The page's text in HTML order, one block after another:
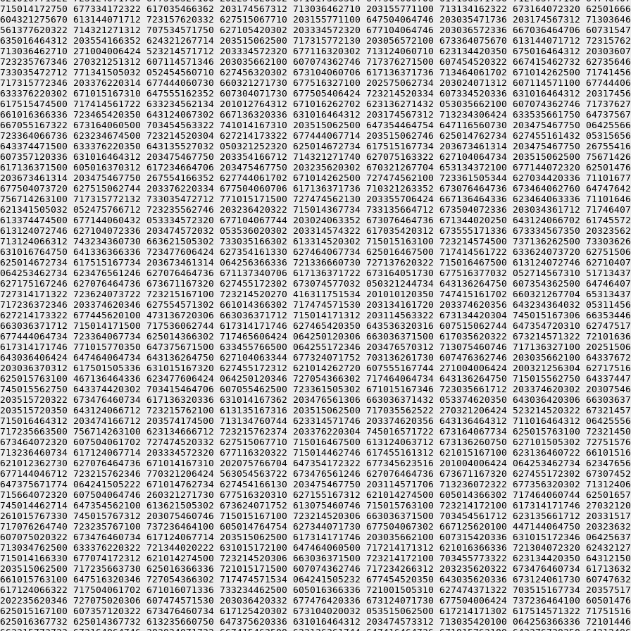
172322 617035466362 203174567312 713036462710 203155771100 713134162322 673164072320 625016660730 727124067714 203515062500 717315772130 203035662100 604321275670 613144071712 723157620332 627515067710 203155771100 647504064746 203035471736 203174567312 713036462710 271004044714 203024075670 613236420344 627034462744 561377620322 714321271312 707534571750 627105420302 203334572320 677104064746 203036572336 667036464706 607315474500 637135662744 607514562100 633376220344 627034464734 635016464312 203554166352 624321267714 203515062500 717315772130 203056572100 673364075670 613144071712 723157620332 627515067710 203155771100 647504064746 203174567312 713036462710 271004006424 523214571712 203334572320 677116320302 713124060710 623134420350 675016464312 203036070344 677416264702 723124063712 673136264706 203156567306 723235767346 270321251312 607114571346 203035662100 607074362746 717376271500 607454520322 667415462732 627356462710 203057120352 717235663500 756714263100 717315772132 733035472712 771341505032 052454560710 627456320302 673104060706 617136371736 713464061702 671014262500 717414561722 633234562100 633376220322 673115173322 623534166100 717315772346 203376220314 677444060730 660321271730 677516327100 202575062734 203024071312 607114571100 677444060706 617136371736 711015171500 717414561722 633234562100 633376220302 671015167310 647555162352 607304071730 677505406424 723214520334 607334520336 631016464312 203174567312 713234320314 727354372322 677344064746 203115171312 617515474500 717414561722 633234562134 201012764312 671016262702 623136271432 053035662100 607074362746 717376271500 607454520344 627436562746 723134420314 677444060730 661016366336 723465420350 643124067302 667136320336 631016464312 203174567312 713234306424 633535661750 647375671500 607454520310 627514571332 647354562100 613624061736 667055167322 673164060500 703454563322 741014167310 203515062500 647354464754 647116560730 203475467750 064255660732 627465620100 447504064746 203415771746 647055462500 723364066736 623234674500 723214520304 627214173322 677444067714 203515062746 625014762734 627455161432 053156567306 723235767346 203057120356 713236464734 635015562750 643374471500 633376220350 643135527032 050321252320 625014672734 617515167734 203673461314 203475467750 267554166352 627744061702 671014262500 727474562100 737236464100 607357120336 631016464312 203475467750 203354166712 714321271740 627075163322 627104064734 203515062500 756714263100 623134661730 607476377100 633376266500 723364060706 617136371500 605016370312 617234664706 203475467750 203235620302 670321267704 653134372100 677144072320 625014764754 627344061730 607476327100 202355772312 203515060750 203673461314 203475467750 267554166352 627744061702 671014262500 727474562100 723361505344 627034420336 711016771322 723124072320 625016660730 727124067714 203024071730 677504073720 627515062744 203376220334 677504060706 617136371736 710321263352 673076464736 673464062760 647476420314 677444072320 607504071730 677505620100 537214567100 756714263100 717315772132 733035472712 771015171500 727474562130 203355706424 667136464336 623464063336 711016464312 203034361712 717475771346 203036262500 617035466312 621341505032 052475766712 723235562746 203236420322 715014367734 733135664712 673504072336 203034361712 717464071730 677516320314 713375520356 647515064734 203515062500 613374474500 677144060432 053334572320 677104067744 203024063352 673076464736 671344020250 643124066702 617455720366 563054620356 647515026746 663376471774 203074167100 613124072746 627104072336 203474572032 053536020302 203314574322 617035420312 673555171336 673334567350 203235620356 643234364100 617136272302 647344071730 677516320302 713124066312 743234360730 663621505302 733035166302 613314520302 715015163100 723214574500 737136262500 733036264702 613314571534 201012464312 203334161744 675017356304 631016764750 641336366336 723477606424 627354161330 627464067734 625016467500 717414561722 633624073720 627515062744 203515062500 607074362746 717376271500 677444072320 625014672734 617515167734 203673461314 064256366336 721336660730 727137620322 715016467500 613124072746 627104072336 203034361712 717464072320 625016366336 723465606424 064253462734 623476561246 627076464736 671137340706 617136371722 673164051730 677516377032 052714567310 517134372322 677344575606 663036371712 717741505032 050321256304 627175167246 627076464736 673671167320 627455172302 673074577032 050321244734 643136264750 607354362500 647464072320 625015362762 203515720340 713374771302 665015567710 727314171322 723624073722 723215167100 723214520270 416311751534 201010120350 747415161702 660321267704 653134372132 677455162734 723134420340 713374771302 665014367734 717236372346 203374620346 627554571302 661014366302 717474571530 203134161720 203374620356 643234364032 053114563322 673136320346 677334520302 717414561750 203374620304 627214173322 677445620100 473136720306 663036371712 715014171312 203114563322 673134420304 745015167306 663534464734 634321272320 625014170340 713376071322 607514520306 663036371712 715014171500 717536062744 617314171746 627465420350 643536320316 607515062744 647354720310 627475171312 621014171740 627076471432 053374620304 627214173322 677444064734 723364067734 625014366302 717465606424 064250120306 663036371500 617035620322 673214571322 721016366336 723464060734 621016367732 625017356304 631014462714 617314171746 771015770350 647375671500 633455766500 064255172346 203476570312 713075460746 717136327100 202515064746 203474561750 647375620310 627474371322 613136320356 643036406424 647464064734 643136264750 627104063344 677324071752 703136261730 607476362746 203035662100 643376720302 203075460746 715014360734 203475060710 677564060734 203036370312 617501505336 631015167320 627455172312 621014262720 607555167744 271004006424 200321256304 627175167346 727052362706 723235767366 447355062744 647514167306 625015763100 467136464336 623477606424 064250120346 727054366302 717464064734 643136264750 715015562750 643374471500 647344072320 625016362734 717124072320 607504060734 745015562750 643374420302 703415464706 607055462500